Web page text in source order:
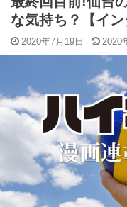
な気持ち？【イン
2020年7月19日 2020